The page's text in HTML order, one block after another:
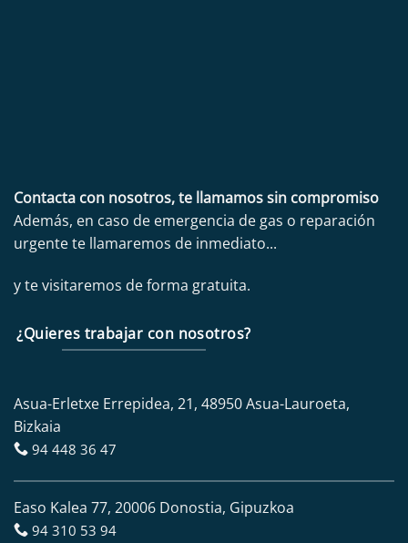
Contacta con nosotros, te llamamos sin compromiso
Además, en caso de emergencia de gas o reparación
urgente te llamaremos de inmediato...
y te visitaremos de forma gratuita.
¿Quieres trabajar con nosotros?
Asua-Erletxe Errepidea, 21, 48950 Asua-Lauroeta,
Bizkaia
94 448 36 47
Easo Kalea 77, 20006 Donostia, Gipuzkoa
94 310 53 94